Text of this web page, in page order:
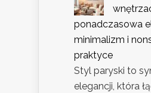
ponadczasowa
minimalizm i
praktyce
Styl paryski to
elegancji, która